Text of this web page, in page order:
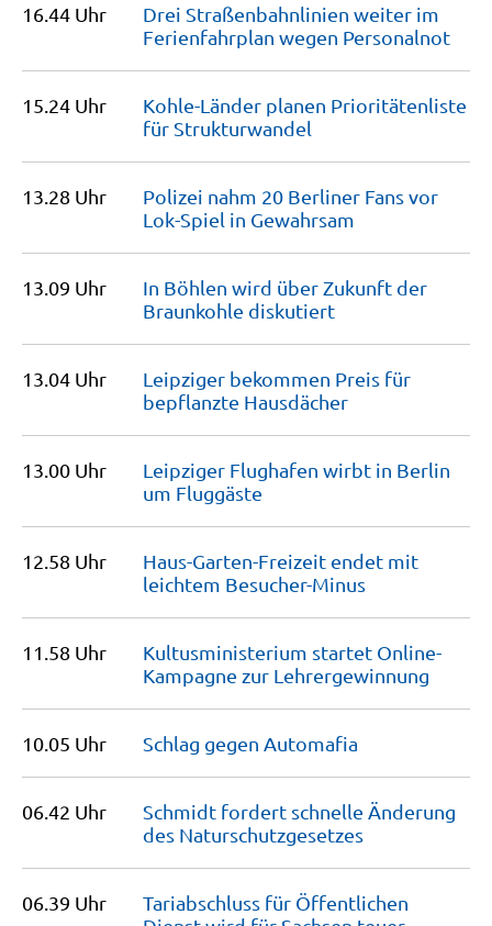
16.44 Uhr
Drei Straßenbahnlinien weiter im
Ferienfahrplan wegen Personalnot
15.24 Uhr
Kohle-Länder planen Prioritätenliste
für Strukturwandel
13.28 Uhr
Polizei nahm 20 Berliner Fans vor
Lok-Spiel in Gewahrsam
13.09 Uhr
In Böhlen wird über Zukunft der
Braunkohle diskutiert
13.04 Uhr
Leipziger bekommen Preis für
bepflanzte Hausdächer
13.00 Uhr
Leipziger Flughafen wirbt in Berlin
um Fluggäste
12.58 Uhr
Haus-Garten-Freizeit endet mit
leichtem Besucher-Minus
11.58 Uhr
Kultusministerium startet Online-
Kampagne zur Lehrergewinnung
10.05 Uhr Schlag gegen Automafia
06.42 Uhr
Schmidt fordert schnelle Änderung
des Naturschutzgesetzes
06.39 Uhr
Tariabschluss für Öffentlichen